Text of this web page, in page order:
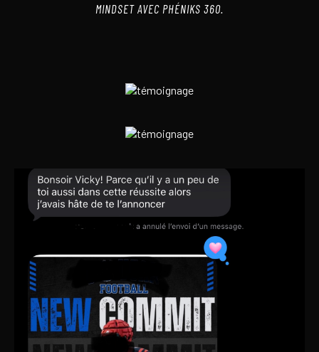
MINDSET AVEC PHÉNIKS 360.